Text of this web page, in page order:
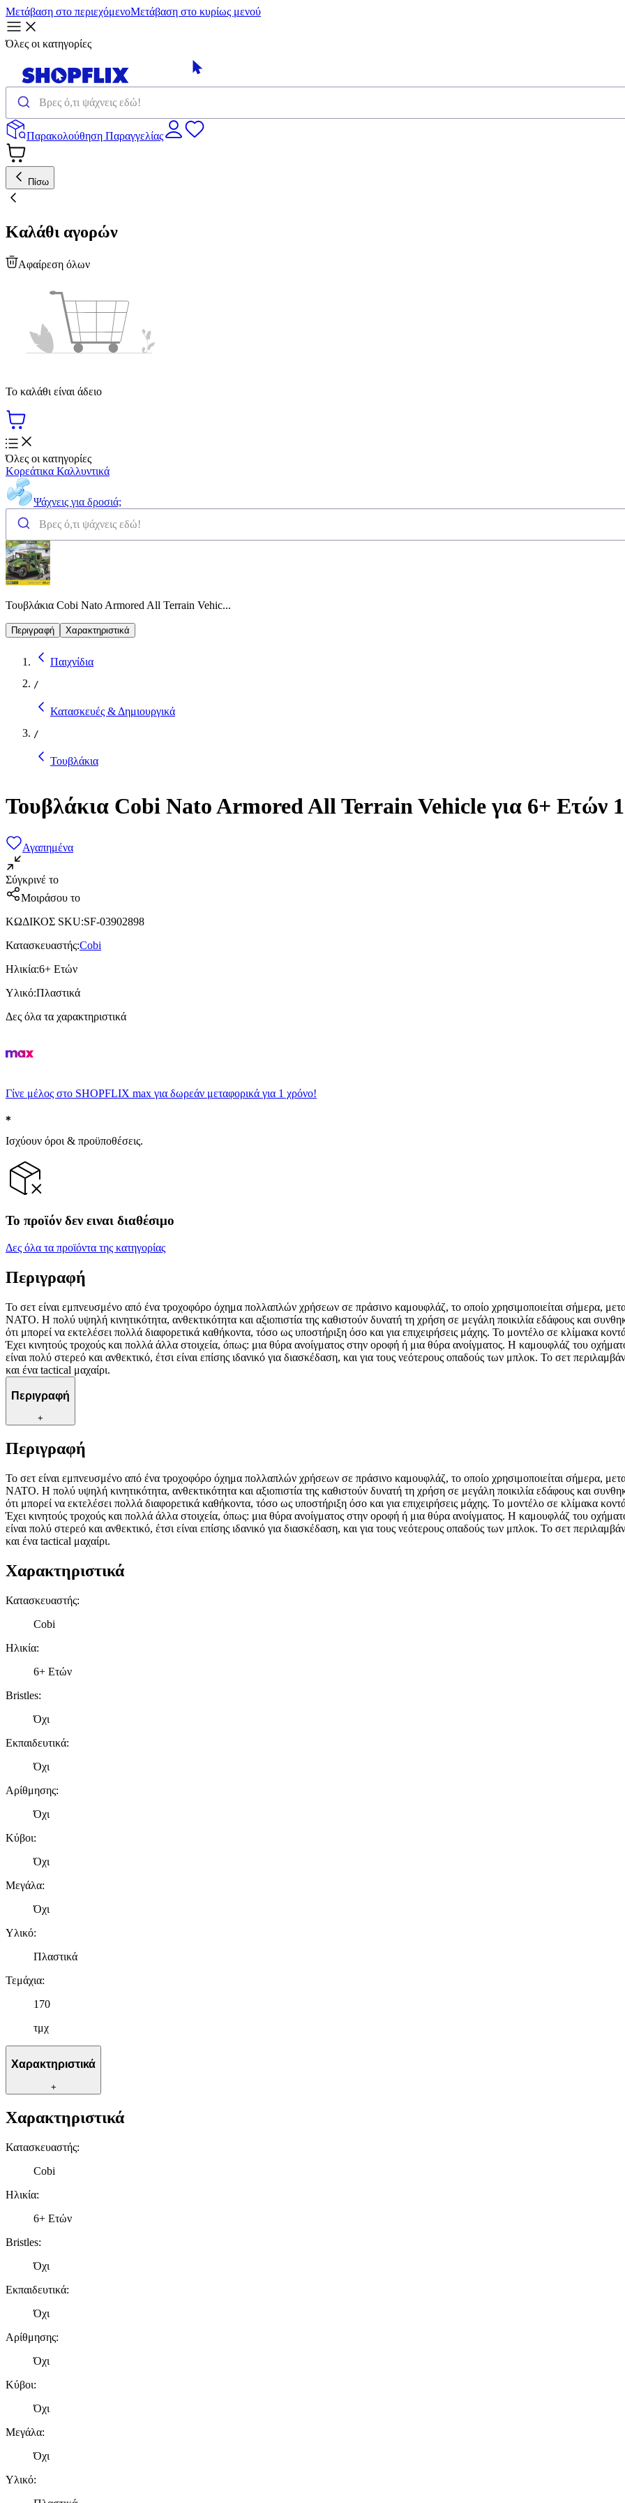
Μετάβαση στο περιεχόμενοΜετάβαση στο κυρίως μενού
Όλες οι κατηγορίες
Παρακολούθηση Παραγγελίας
Πίσω
Καλάθι αγορών
Αφαίρεση όλων
Το καλάθι είναι άδειο
Όλες οι κατηγορίες
Κορεάτικα Καλλυντικά
Ψάχνεις για δροσιά;
Τουβλάκια Cobi Nato Armored All Terrain Vehic...
Περιγραφή Χαρακτηριστικά
Παιχνίδια
/
Κατασκευές & Δημιουργικά
/
Τουβλάκια
Τουβλάκια Cobi Nato Armored All Terrain Vehicle για 6+ Ετών
Αγαπημένα
Σύγκρινέ το
Μοιράσου το
ΚΩΔΙΚΟΣ SKU:SF-03902898
Κατασκευαστής:Cobi
Ηλικία:6+ Ετών
Υλικό:Πλαστικά
Δες όλα τα χαρακτηριστικά
Γίνε μέλος στο SHOPFLIX max για δωρεάν μεταφορικά για 1 χρόνο!
Ισχύουν όροι & προϋποθέσεις.
Το προϊόν δεν ειναι διαθέσιμο
Δες όλα τα προϊόντα της κατηγορίας
Περιγραφή
Το σετ είναι εμπνευσμένο από ένα τροχοφόρο όχημα πολλαπλών χρήσεων σε πράσινο καμουφλάζ, το οποίο χρησιμοποιείται σήμερα,
ΝΑΤΟ. Η πολύ υψηλή κινητικότητα, ανθεκτικότητα και αξιοπιστία της καθιστούν δυνατή τη χρήση σε μεγάλη ποικιλία εδάφους και
ότι μπορεί να εκτελέσει πολλά διαφορετικά καθήκοντα, τόσο ως υποστήριξη όσο και για επιχειρήσεις μάχης. Το μοντέλο σε κλίμακα
Έχει κινητούς τροχούς και πολλά άλλα στοιχεία, όπως: μια θύρα ανοίγματος στην οροφή ή μια θύρα ανοίγματος. Η καμουφλάζ του
είναι πολύ στερεό και ανθεκτικό, έτσι είναι επίσης ιδανικό για διασκέδαση, και για τους νεότερους οπαδούς των μπλοκ. Το σετ
και ένα tactical μαχαίρι.
Περιγραφή
+
Περιγραφή
Το σετ είναι εμπνευσμένο από ένα τροχοφόρο όχημα πολλαπλών χρήσεων σε πράσινο καμουφλάζ, το οποίο χρησιμοποιείται σήμερα,
ΝΑΤΟ. Η πολύ υψηλή κινητικότητα, ανθεκτικότητα και αξιοπιστία της καθιστούν δυνατή τη χρήση σε μεγάλη ποικιλία εδάφους και
ότι μπορεί να εκτελέσει πολλά διαφορετικά καθήκοντα, τόσο ως υποστήριξη όσο και για επιχειρήσεις μάχης. Το μοντέλο σε κλίμακα
Έχει κινητούς τροχούς και πολλά άλλα στοιχεία, όπως: μια θύρα ανοίγματος στην οροφή ή μια θύρα ανοίγματος. Η καμουφλάζ του
είναι πολύ στερεό και ανθεκτικό, έτσι είναι επίσης ιδανικό για διασκέδαση, και για τους νεότερους οπαδούς των μπλοκ. Το σετ
και ένα tactical μαχαίρι.
Χαρακτηριστικά
Κατασκευαστής:
Cobi
Ηλικία:
6+ Ετών
Bristles:
Όχι
Εκπαιδευτικά:
Όχι
Αρίθμησης:
Όχι
Κύβοι:
Όχι
Μεγάλα:
Όχι
Υλικό:
Πλαστικά
Τεμάχια:
170
τμχ
Χαρακτηριστικά
+
Χαρακτηριστικά
Κατασκευαστής:
Cobi
Ηλικία:
6+ Ετών
Bristles:
Όχι
Εκπαιδευτικά:
Όχι
Αρίθμησης:
Όχι
Κύβοι:
Όχι
Μεγάλα:
Όχι
Υλικό: